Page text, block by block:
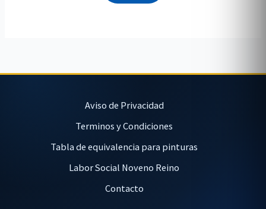
Aviso de Privacidad
Terminos y Condiciones
Tabla de equivalencia para pinturas
Labor Social Noveno Reino
Contacto